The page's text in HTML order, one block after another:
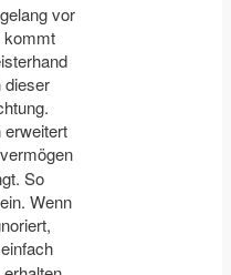
vor
kommt
dieser
erweitert
So
Wenn